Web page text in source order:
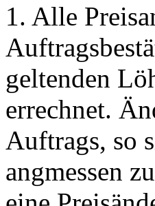
1. Alle
geltenden
errechnet.
Auftrags, so
angmessen